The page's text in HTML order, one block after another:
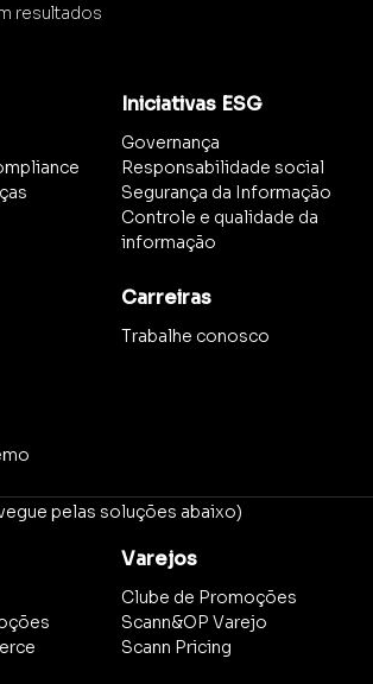
resultados
Iniciativas ESG
Governança
Responsabilidade social
Segurança da Informação
Controle e qualidade da
informação
Carreiras
Trabalhe conosco
pelas soluções abaixo)
Varejos
Clube de Promoções
Scann&OP Varejo
Scann Pricing